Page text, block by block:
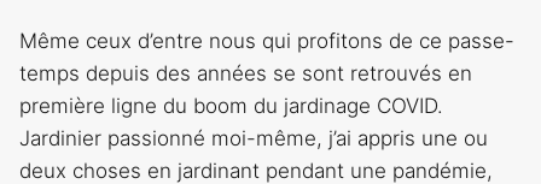
Même ceux d’entre nous qui profitons de ce passe-
temps depuis des années se sont retrouvés en
première ligne du boom du jardinage COVID.
Jardinier passionné moi-même, j’ai appris une ou
deux choses en jardinant pendant une pandémie,